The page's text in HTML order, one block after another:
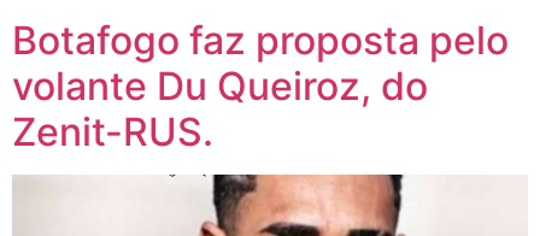
Botafogo faz proposta pelo
volante Du Queiroz, do
Zenit-RUS.